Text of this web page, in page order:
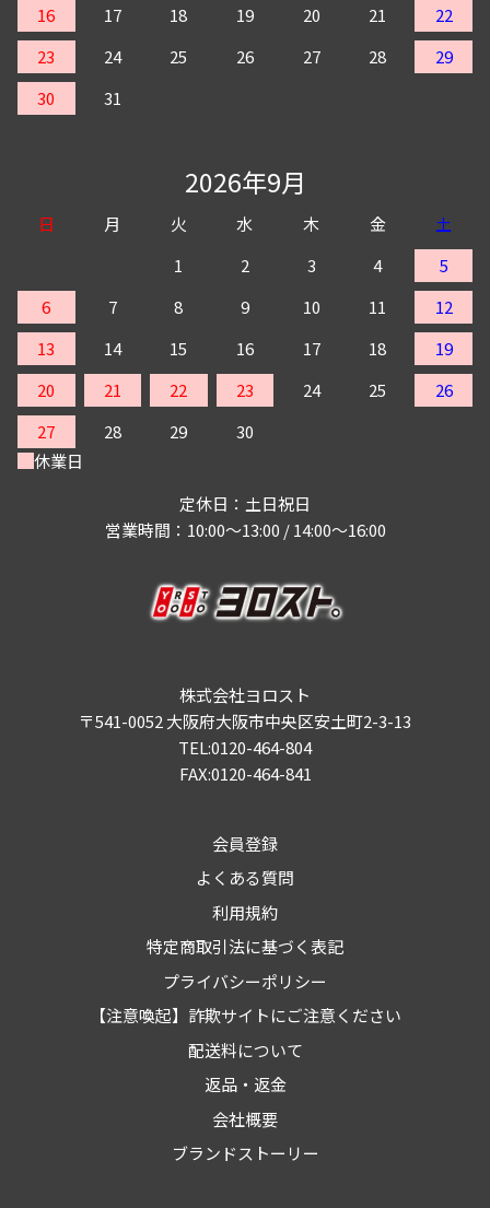
16
17 18 19 20 21
22
23
24 25 26 27 28
29
30
31
2026年9月
日 月 火 水 木 金
土
1
2 3 4
5
6
7 8 9 10 11
12
13
14 15 16 17 18
19
20
21 22 23 24 25
26
27
28 29
30
休業日
定休日：土日祝日
営業時間：10:00～13:00 / 14:00～16:00
株式会社ヨロスト
〒541-0052 大阪府大阪市中央区安土町2-3-13
TEL:0120-464-804
FAX:0120-464-841
会員登録
よくある質問
利用規約
特定商取引法に基づく表記
プライバシーポリシー
【注意喚起】詐欺サイトにご注意ください
配送料について
返品・返金
会社概要
ブランドストーリー